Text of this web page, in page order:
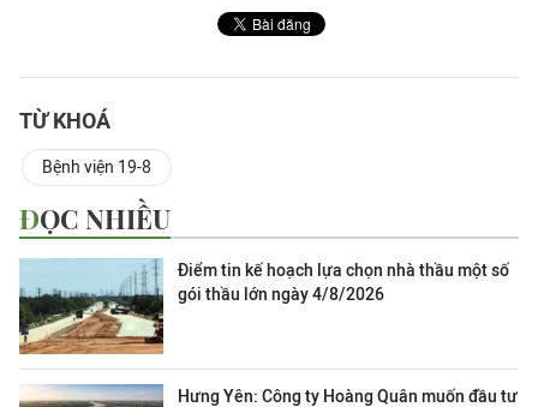
TỪ KHOÁ
Bệnh viện 19-8
ĐỌC NHIỀU
Điểm tin kế hoạch lựa chọn nhà thầu một số
gói thầu lớn ngày 4/8/2026
Hưng Yên: Công ty Hoàng Quân muốn đầu tư